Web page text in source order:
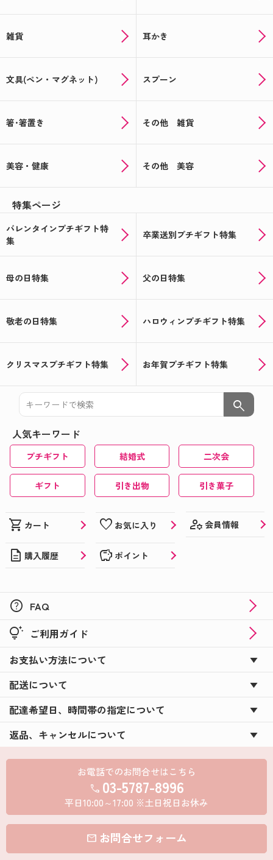
雑貨 耳かき
文具(ペン・マグネット) スプーン
箸･箸置き その他 雑貨
美容・健康 その他 美容
特集ページ
バレンタインプチギフト特
集
卒業送別プチギフト特集
母の日特集 父の日特集
敬老の日特集 ハロウィンプチギフト特集
クリスマスプチギフト特集 お年賀プチギフト特集
search
人気キーワード
プチギフト 結婚式 二次会
ギフト 引き出物 引き菓子
shopping_cart カート favorite お気に入り manage_accounts 会員情報
description 購入履歴 savings ポイント
help FAQ
tips_and_updates ご利用ガイド
お支払い方法について
配送について
配達希望日、時間帯の指定について
返品、キャンセルについて
お電話でのお問合せはこちら
call 03-5787-8996
平日10:00～17:00 ※土日祝日お休み
mail お問合せフォーム